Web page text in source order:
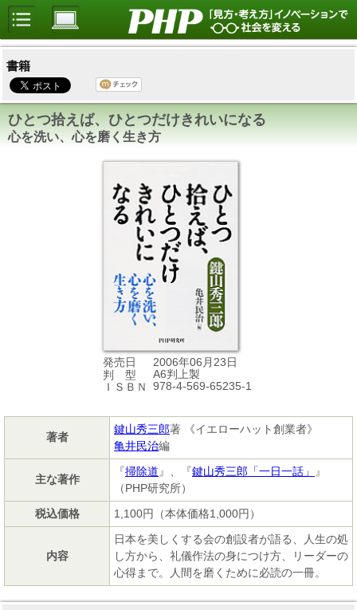
書籍
ひとつ拾えば、ひとつだけきれいになる
心を洗い、心を磨く生き方
発売日
2006年06月23日
判 型
A6判上製
ＩＳＢＮ
978-4-569-65235-1
著者
鍵山秀三郎著 《イエローハット創業者》
亀井民治編
主な著作
『掃除道 』、『鍵山秀三郎「一日一話」
』
（PHP研究所）
税込価格
1,100円（本体価格1,000円）
内容
日本を美しくする会の創設者が語る、人生の処
し方から、礼儀作法の身につけ方、リーダーの
心得まで。人間を磨くために必読の一冊。